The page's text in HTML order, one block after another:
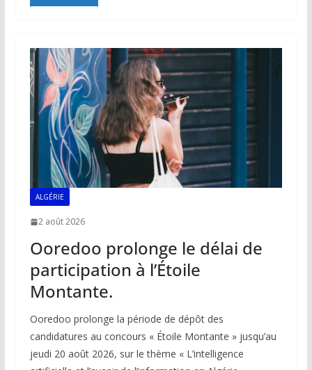
o
o
k
A
p
p
dI
n
Li
n
k
er
ALGÉRIE
2 août 2026
Ooredoo prolonge le délai de
participation à l’Étoile
Montante.
Ooredoo prolonge la période de dépôt des
candidatures au concours « Étoile Montante » jusqu’au
jeudi 20 août 2026, sur le thème « L’intelligence